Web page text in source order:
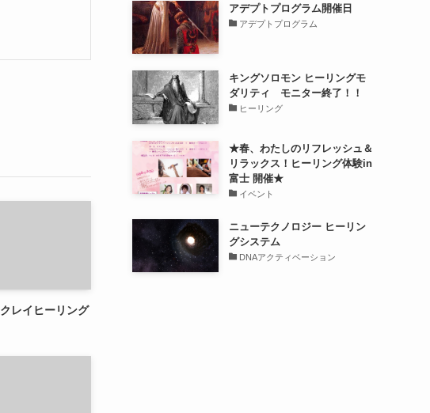
レイヒーリング
アデプトプログラム開催日
アデプトプログラム
キングソロモン ヒーリングモ
ダリティ モニター終了！！
ヒーリング
★春、わたしのリフレッシュ＆
リラックス！ヒーリング体験in
富士 開催★
イベント
ニューテクノロジー ヒーリン
グシステム
DNAアクティベーション